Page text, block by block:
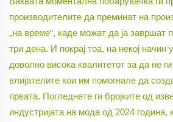
производителите да преминат на
„на време“, каде можат да ја завршат
три дена. И покрај тоа, на некој начин
доволно висока квалитетот за да не ги
влијателите кои им помогнале да
првата. Погледнете ги бројките од
индустријата на мода од 2024 година,